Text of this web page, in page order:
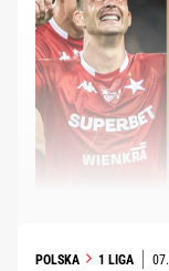
POLSKA 1 LIGA